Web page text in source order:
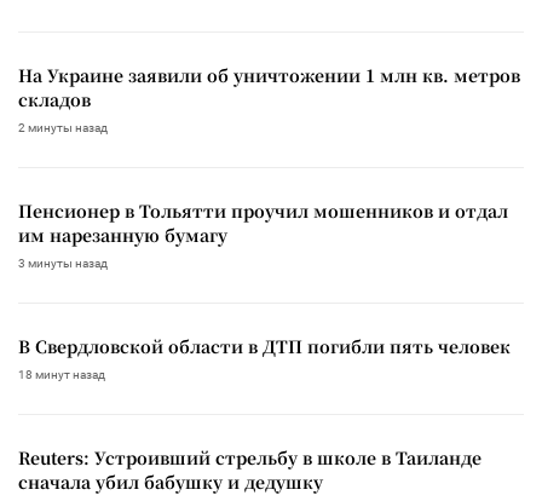
На Украине заявили об уничтожении 1 млн кв. метров
складов
2 минуты назад
Пенсионер в Тольятти проучил мошенников и отдал
им нарезанную бумагу
3 минуты назад
В Свердловской области в ДТП погибли пять человек
18 минут назад
Reuters: Устроивший стрельбу в школе в Таиланде
сначала убил бабушку и дедушку